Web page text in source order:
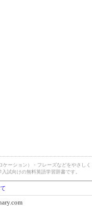
ーション）・フレーズなどをやさしく
試向けの無料英語学習辞書です。